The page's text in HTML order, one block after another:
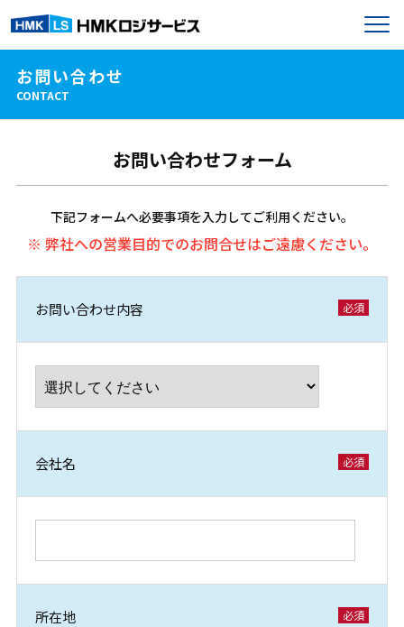
お問い合わせ
CONTACT
お問い合わせフォーム
下記フォームへ必要事項を入力してご利用ください。
※ 弊社への営業目的でのお問合せはご遠慮ください。
お問い合わせ内容
会社名
所在地